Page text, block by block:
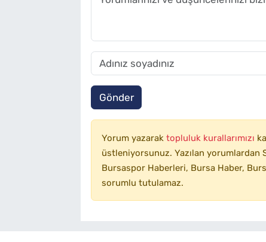
Gönder
Yorum yazarak topluluk kurallarımızı
üstleniyorsunuz. Yazılan yorumlardan
Bursaspor Haberleri, Bursa Haber,
sorumlu tutulamaz.